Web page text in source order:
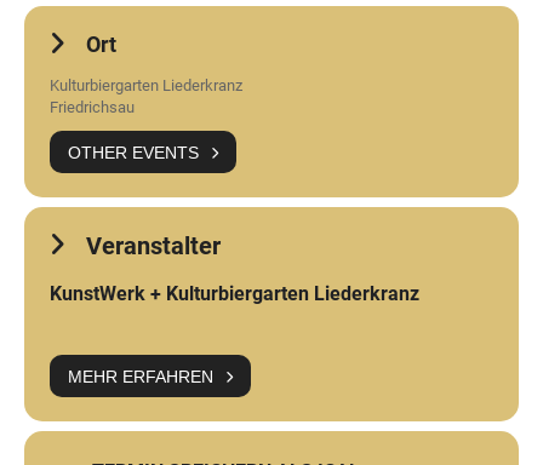
Ort
Kulturbiergarten Liederkranz
Friedrichsau
OTHER EVENTS
Veranstalter
KunstWerk + Kulturbiergarten Liederkranz
MEHR ERFAHREN